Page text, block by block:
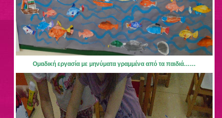
Ομαδική εργασία με μηνύματα γραμμένα από τα παιδιά……